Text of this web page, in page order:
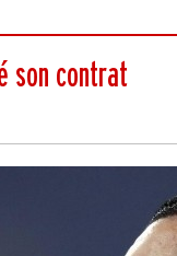
son contrat